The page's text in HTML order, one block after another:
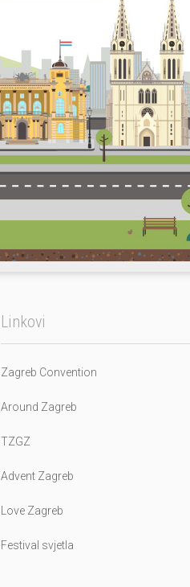
Linkovi
Zagreb Convention
Around Zagreb
TZGZ
Advent Zagreb
Love Zagreb
Festival svjetla